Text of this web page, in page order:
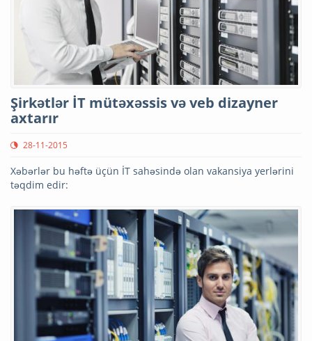
Şirkətlər İT mütəxəssis və veb dizayner
axtarır
28-11-2015
Xəbərlər bu həftə üçün İT sahəsində olan vakansiya yerlərini
təqdim edir: